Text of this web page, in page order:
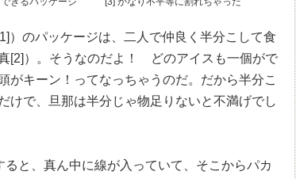
）のパッケージは、二人で仲良く半分こして食
[2]）。そうなのだよ！ どのアイスも一個がで
がキーン！ってなっちゃうのだ。だから半分こ
けで、旦那は半分じゃ物足りないと不満げでし
と、真ん中に線が入っていて、そこからパカ